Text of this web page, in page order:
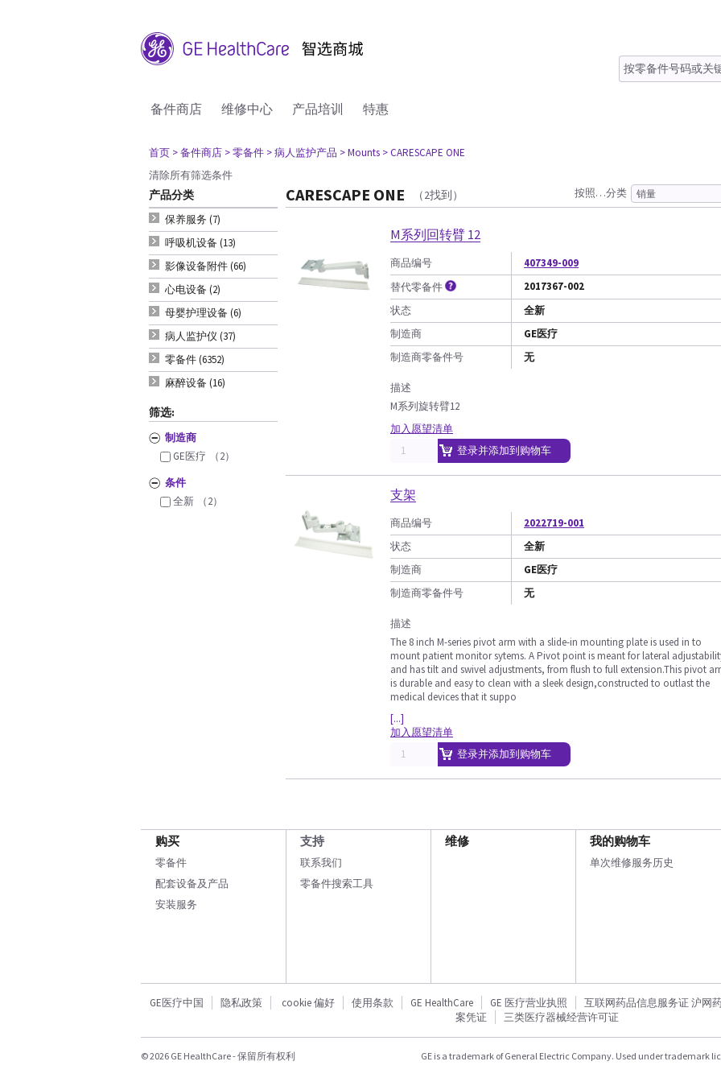
备件商店 维修中心 产品培训 特惠
首页 > 备件商店 > 零备件 > 病人监护产品 > Mounts > CARESCAPE ONE
清除所有筛选条件
产品分类
保养服务 (7)
呼吸机设备 (13)
影像设备附件 (66)
心电设备 (2)
母婴护理设备 (6)
病人监护仪 (37)
零备件 (6352)
麻醉设备 (16)
筛选:
制造商
GE医疗
（2）
条件
全新
（2）
CARESCAPE ONE （2找到） 按照…分类
M系列回转臂 12
商品编号
407349-009
替代零备件
2017367-002
状态
全新
制造商
GE医疗
制造商零备件号
无
描述
M系列旋转臂12
加入愿望清单
登录并添加到购物车
支架
商品编号
2022719-001
状态
全新
制造商
GE医疗
制造商零备件号
无
描述
The 8 inch M-series pivot arm with a slide-in mounting plate is used in to
mount patient monitor sytems. A Pivot point is meant for lateral
and has tilt and swivel adjustments, from flush to full extension.This pivot
is durable and easy to clean with a sleek design,constructed to outlast the
medical devices that it suppo
[...]
加入愿望清单
登录并添加到购物车
购买
零备件
配套设备及产品
安装服务
支持
联系我们
零备件搜索工具
维修 我的购物车
单次维修服务历史
GE医疗中国 隐私政策 cookie 偏好 使用条款 GE HealthCare GE 医疗营业执照
互联网药品信息服务证 沪网
案凭证
三类医疗器械经营许可证
© 2026 GE HealthCare - 保留所有权利 GE is a trademark of General Electric Company. Used under trademark